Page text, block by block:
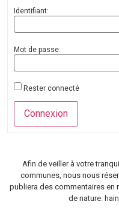
Identifiant:
Mot de passe:
Rester connecté
Connexion
Afin de veiller à votre
communes, nous nous
publiera des commentaires en
de nature: